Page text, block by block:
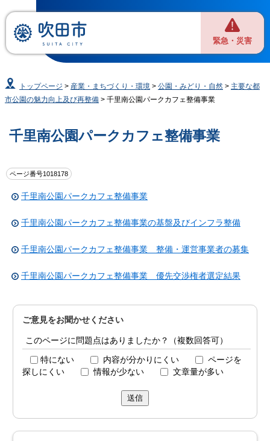
緊急・災害
トップページ > 産業・まちづくり・環境 >公園・みどり・自然 > 主要な都
市公園の魅力向上及び再整備 > 千里南公園パークカフェ整備事業
千里南公園パークカフェ整備事業
ページ番号1018178
千里南公園パークカフェ整備事業
千里南公園パークカフェ整備事業の基盤及びインフラ整備
千里南公園パークカフェ整備事業 整備・運営事業者の募集
千里南公園パークカフェ整備事業 優先交渉権者選定結果
ご意見をお聞かせください
このページに問題点はありましたか？（複数回答可）
特にない 内容が分かりにくい
ページを
探しにくい
情報が少ない 文章量が多い
送信